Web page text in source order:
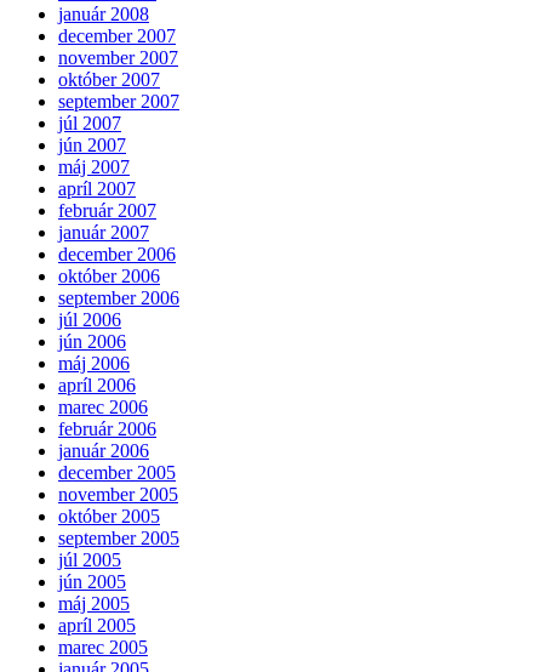
január 2008
december 2007
november 2007
október 2007
september 2007
júl 2007
jún 2007
máj 2007
apríl 2007
február 2007
január 2007
december 2006
október 2006
september 2006
júl 2006
jún 2006
máj 2006
apríl 2006
marec 2006
február 2006
január 2006
december 2005
november 2005
október 2005
september 2005
júl 2005
jún 2005
máj 2005
apríl 2005
marec 2005